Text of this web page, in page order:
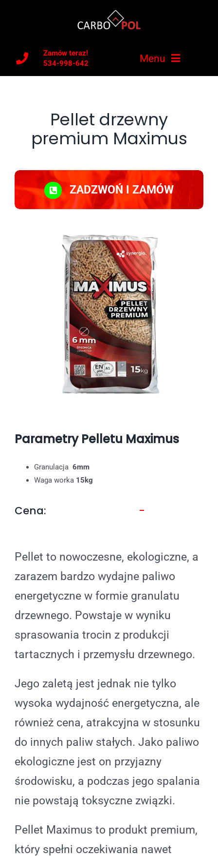
Menu
O firmie
Kontakt
Zamów teraz!
534-998-642
Pellet drzewny
premium Maximus
ZADZWOŃ I ZAMÓW
Parametry Pelletu Maximus
Granulacja 6mm
Waga worka 15kg
Cena: -
Pellet to nowoczesne, ekologiczne, a
zarazem bardzo wydajne paliwo
energetyczne w formie granulatu
drzewnego. Powstaje w wyniku
sprasowania trocin z produkcji
tartacznych i przemysłu drzewnego.
Jego zaletą jest jednak nie tylko
wysoka wydajność energetyczna, ale
również cena, atrakcyjna w stosunku
do innych paliw stałych. Jako paliwo
ekologiczne jest on przyjazny
środowisku, a podczas jego spalania
nie powstają toksyczne związki.
Pellet Maximus to produkt premium,
który spełni oczekiwania nawet